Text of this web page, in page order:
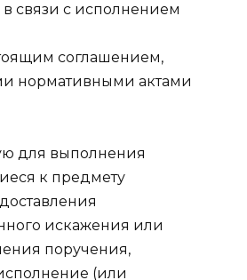
в связи с исполнением
соглашением,
нормативными актами
для выполнения
к предмету
искажения или
поручения,
(или